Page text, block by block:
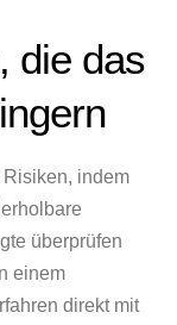
die das
indem
überprüfen
einem
direkt mit